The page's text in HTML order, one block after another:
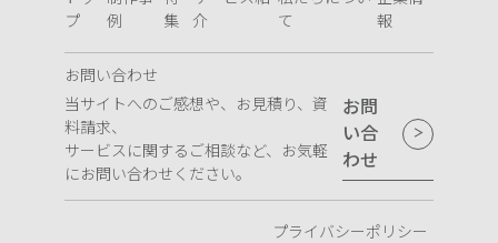
プ
例
集
介
て
報
お問い合わせ
当サイトへのご感想や、お見積り、資
料請求、
サービスに関するご相談など、お気軽
にお問い合わせください。
お問
い合
わせ
プライバシーポリシー